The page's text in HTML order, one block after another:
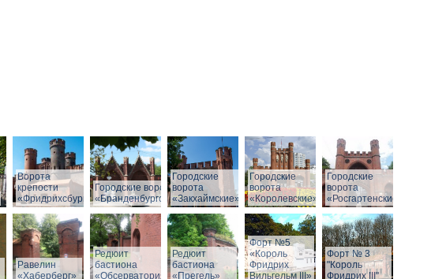
Ворота
крепости
«Фридрихсбург»
Городские ворота
«Бранденбургские»
Городские
ворота
«Закхаймские»
Городские
ворота
«Королевские»
Городские
ворота
«Росгартенские»
Равелин
«Хаберберг»
Редюит
бастиона
«Обсерватория»
Редюит
бастиона
«Прегель»
Форт №5
«Король
Фридрих
Вильгельм III»
Форт № 3
"Король
Фридрих III"